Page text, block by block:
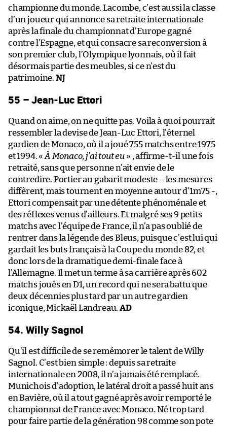
championne du monde. Lacombe, c’est aussi la classe
d’un joueur qui annonce sa retraite internationale
après la finale du championnat d’Europe gagné
contre l’Espagne, et qui consacre sa reconversion à
son premier club, l’Olympique lyonnais, où il fait
désormais partie des meubles, si ce n’est du
patrimoine. NJ
55 – Jean-Luc Ettori
Quand on aime, on ne quitte pas. Voila à quoi pourrait
ressembler la devise de Jean-Luc Ettori, l’éternel
gardien de Monaco, où il a joué 755 matchs entre 1975
et 1994. «À Monaco, j’ai tout eu » , affirme-t-il une fois
retraité, sans que personne n’ait envie de le
contredire. Portier au gabarit modeste – les mesures
diffèrent, mais tournent en moyenne autour d’1m75 -,
Ettori compensait par une détente phénoménale et
des réflexes venus d’ailleurs. Et malgré ses 9 petits
matchs avec l’équipe de France, il n’a pas oublié de
rentrer dans la légende des Bleus, puisque c’est lui qui
gardait les buts français à la Coupe du monde 82, et
donc lors de la dramatique demi-finale face à
l’Allemagne. Il met un terme à sa carrière après 602
matchs joués en D1, un record qui ne sera battu que
deux décennies plus tard par un autre gardien
iconique, Mickaël Landreau. AD
54. Willy Sagnol
Qu’il est difficile de se remémorer le talent de Willy
Sagnol. C’est bien simple : depuis sa retraite
internationale en 2008, il n’a jamais été remplacé.
Munichois d’adoption, le latéral droit a passé huit ans
en Bavière, où il a tout gagné après avoir remporté le
championnat de France avec Monaco. Né trop tard
pour faire partie de la génération 98 comme son pote